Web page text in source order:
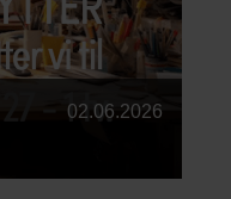
02.06.2026